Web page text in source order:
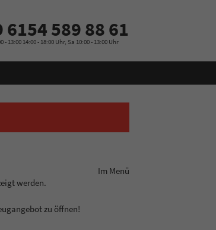
6154 589 88 61
- 13:00 14:00 - 18:00 Uhr, Sa 10:00 - 13:00 Uhr
aus! Im Menü
werden.
zu öffnen!